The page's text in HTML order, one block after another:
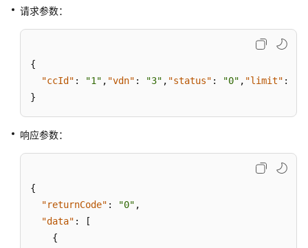
批
询
的
请求参数：
{
"ccId" : "1" , "vdn" : "3" , "status" : "0" , "limit" :
}
响应参数：
{
"returnCode" : "0" ,
"data" :
[
{